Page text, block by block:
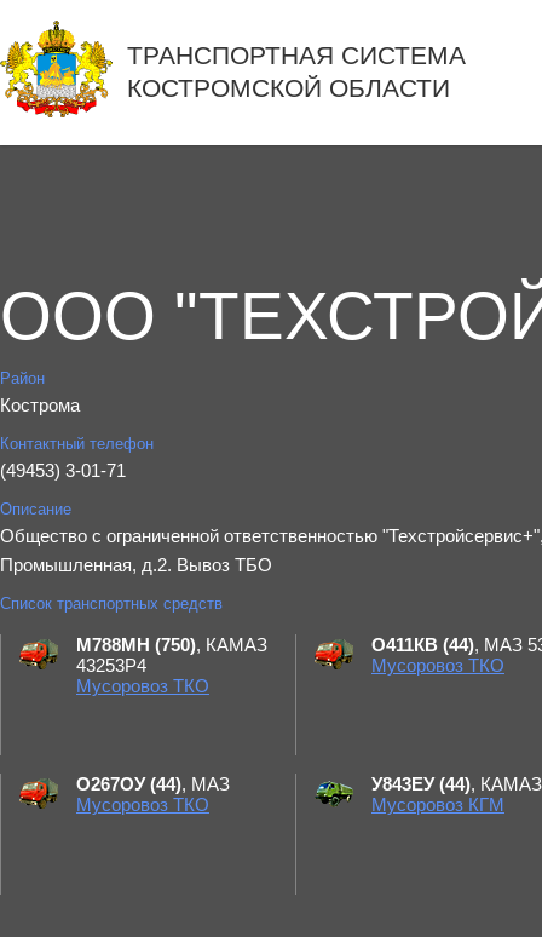
ТРАНСПОРТНАЯ СИСТЕМА
КОСТРОМСКОЙ ОБЛАСТИ
ООО
Район
Кострома
Контактный телефон
(49453) 3-01-71
Описание
Общество с ограниченной ответственностью
Промышленная, д.2. Вывоз ТБО
Список транспортных средств
М788МН (750), КАМАЗ
43253Р4
Мусоровоз ТКО
О411КВ (44), МАЗ
Мусоровоз ТКО
О267ОУ (44), МАЗ
Мусоровоз ТКО
У843ЕУ (44), КАМАЗ
Мусоровоз КГМ